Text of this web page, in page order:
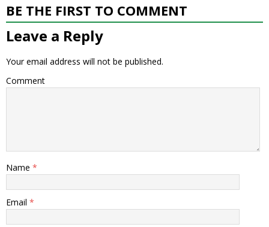
BE THE FIRST TO COMMENT
Leave a Reply
Your email address will not be published.
Comment
Name *
Email *